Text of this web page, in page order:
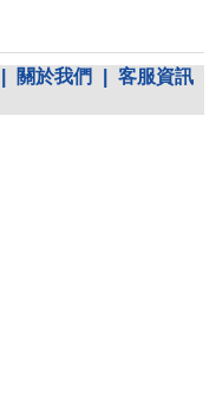
關於我們
客服資訊